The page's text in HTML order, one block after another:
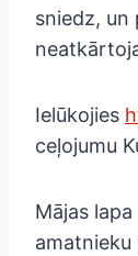
sniedz, un
Ielūkojies
ceļojumu
Mājas